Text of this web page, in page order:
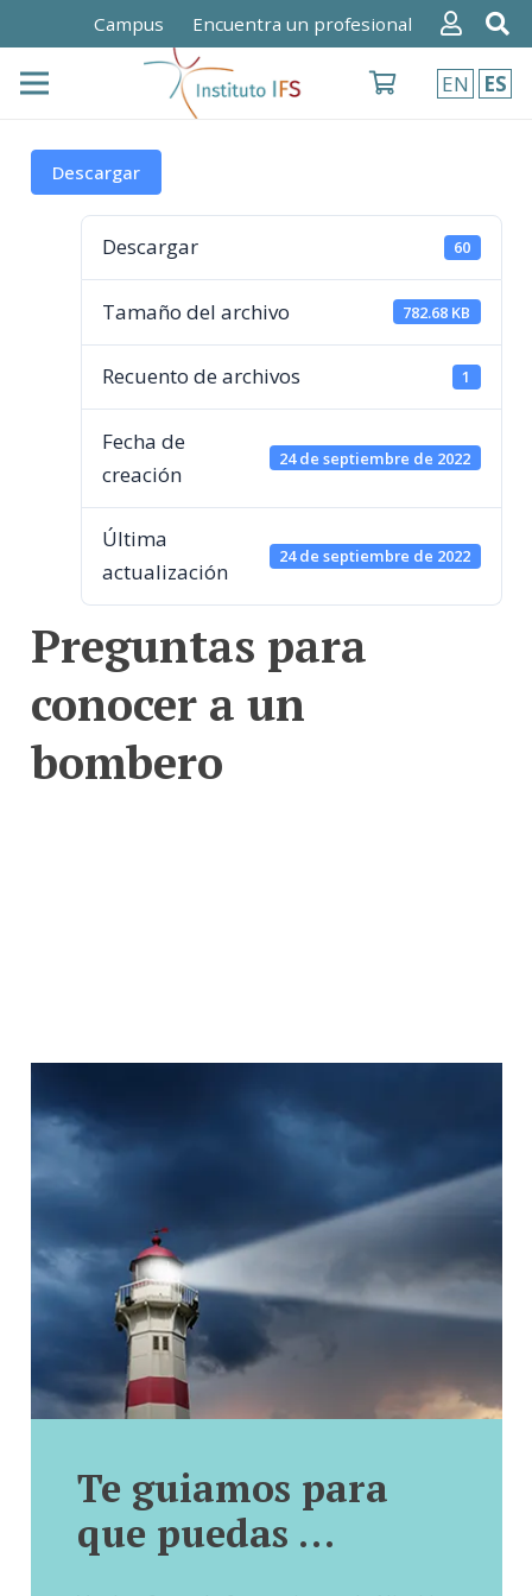
Campus Encuentra un profesional
EN ES
Descargar
Descargar 60
Tamaño del archivo 782.68 KB
Recuento de archivos 1
Fecha de
creación
24 de septiembre de 2022
Última
actualización
24 de septiembre de 2022
Preguntas para
conocer a un
bombero
Te guiamos para
que puedas …